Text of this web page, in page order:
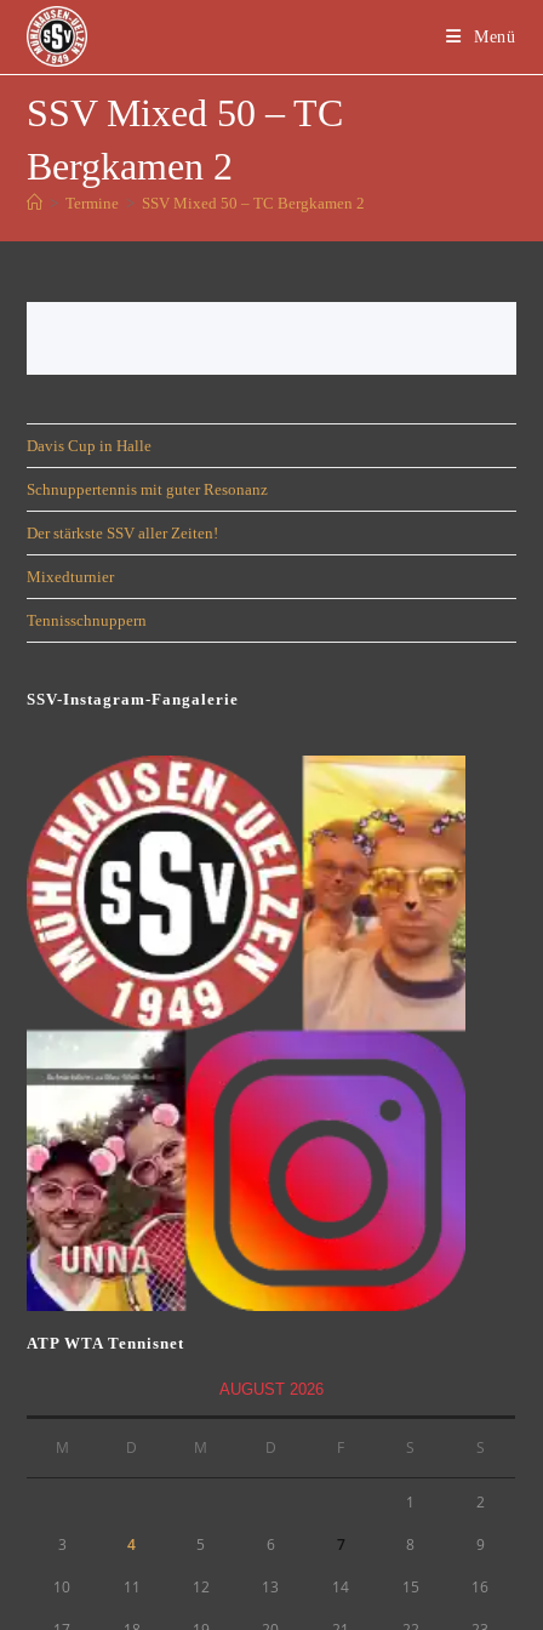
Menü
SSV Mixed 50 – TC
Bergkamen 2
> Termine > SSV Mixed 50 – TC Bergkamen 2
Davis Cup in Halle
Schnuppertennis mit guter Resonanz
Der stärkste SSV aller Zeiten!
Mixedturnier
Tennisschnuppern
SSV-Instagram-Fangalerie
ATP WTA Tennisnet
AUGUST 2026
M D M D F S S
1 2
3 4 5 6 7 8 9
10 11 12 13 14 15 16